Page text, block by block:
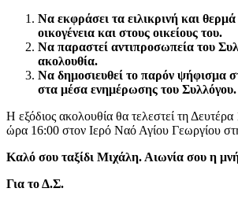
Να εκφράσει τα ειλικρινή και
οικογένεια και στους οικείους του.
Να παραστεί αντιπροσωπεία του
ακολουθία.
Να δημοσιευθεί το παρόν ψήφισμα
στα μέσα ενημέρωσης του Συλλόγου.
Η εξόδιος ακολουθία θα τελεστεί τη
ώρα 16:00 στον Ιερό Ναό Αγίου Γεωργίου
Καλό σου ταξίδι Μιχάλη. Αιωνία σου η
Για το Δ.Σ.